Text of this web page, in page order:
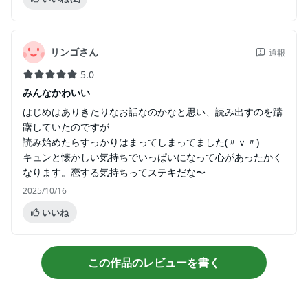
リンゴさん 通報
5.0
みんなかわいい
はじめはありきたりなお話なのかなと思い、読み出すのを躊
躇していたのですが
読み始めたらすっかりはまってしまってました(〃ｖ〃)
キュンと懐かしい気持ちでいっぱいになって心があったかく
なります。恋する気持ちってステキだな〜
2025/10/16
いいね
この作品のレビューを書く